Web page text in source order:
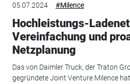
05.07.2024 #Milence
Hochleistungs-
Vereinfachung und
Netzplanung
Das von Daimler Truck, der Traton
gegründete Joint Venture Milence